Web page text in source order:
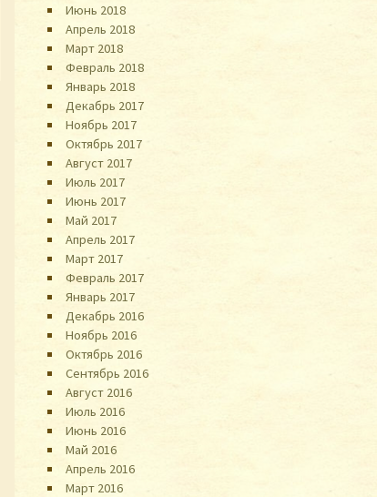
Июнь 2018
Апрель 2018
Март 2018
Февраль 2018
Январь 2018
Декабрь 2017
Ноябрь 2017
Октябрь 2017
Август 2017
Июль 2017
Июнь 2017
Май 2017
Апрель 2017
Март 2017
Февраль 2017
Январь 2017
Декабрь 2016
Ноябрь 2016
Октябрь 2016
Сентябрь 2016
Август 2016
Июль 2016
Июнь 2016
Май 2016
Апрель 2016
Март 2016